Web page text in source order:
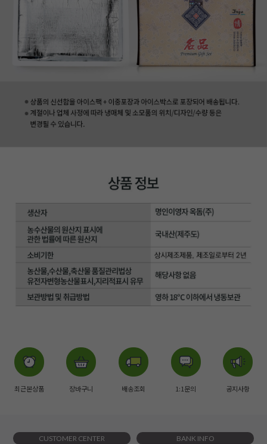
최근본상품 장바구니 배송조회 1:1문의 공지사항
CUSTOMER CENTER BANK INFO